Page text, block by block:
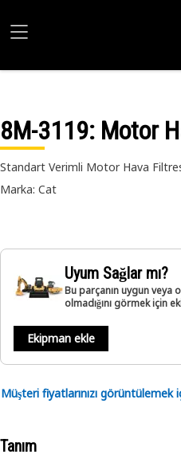
8M-3119: Motor
Standart Verimli Motor Hava
Marka: Cat
Uyum Sağlar mı?
Bu parçanın uygun veya
olmadığını görmek için
Ekipman ekle
Müşteri fiyatlarınızı görüntülemek
Tanım